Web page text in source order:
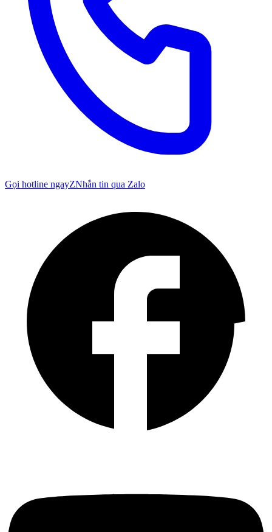
Gọi hotline ngayZNhắn tin qua Zalo